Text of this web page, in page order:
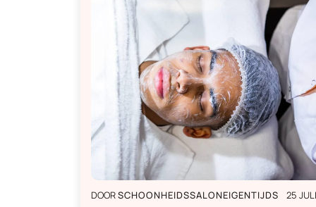
DOORSCHOONHEIDSSALONEIGENTIJDS 25